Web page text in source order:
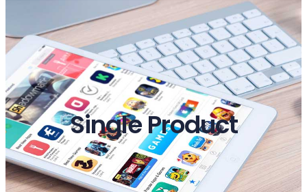
Single Product